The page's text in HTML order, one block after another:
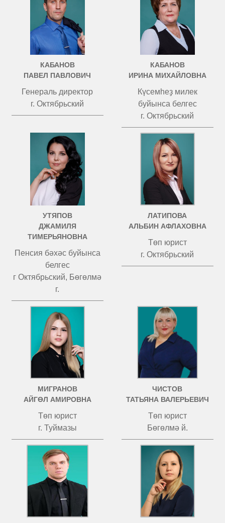
КАБАНОВ
ПАВЕЛ ПАВЛОВИЧ
Генераль директор
г. Октябрьский
КАБАНОВ
ИРИНА МИХАЙЛОВНА
Күсемһеҙ милек
буйынса белгес
г. Октябрьский
УТЯПОВ
ДЖАМИЛЯ
ТИМЕРЬЯНОВНА
Пенсия бәхәс буйынса
белгес
г Октябрьский, Бөгөлмә
г.
ЛАТИПОВА
АЛЬБИН АФЛАХОВНА
Төп юрист
г. Октябрьский
МИГРАНОВ
АЙГӨЛ АМИРОВНА
Төп юрист
г. Туймазы
ЧИСТОВ
ТАТЬЯНА ВАЛЕРЬЕВИЧ
Төп юрист
Бөгөлмә й.